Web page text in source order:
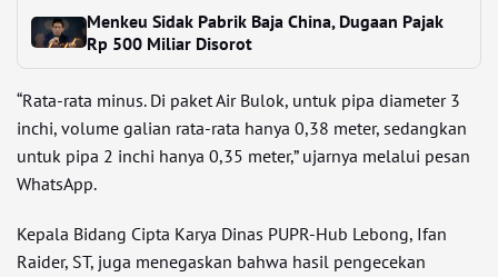
Menkeu Sidak Pabrik Baja China, Dugaan Pajak
Rp 500 Miliar Disorot
“Rata-rata minus. Di paket Air Bulok, untuk pipa diameter 3
inchi, volume galian rata-rata hanya 0,38 meter, sedangkan
untuk pipa 2 inchi hanya 0,35 meter,” ujarnya melalui pesan
WhatsApp.
Kepala Bidang Cipta Karya Dinas PUPR-Hub Lebong, Ifan
Raider, ST, juga menegaskan bahwa hasil pengecekan